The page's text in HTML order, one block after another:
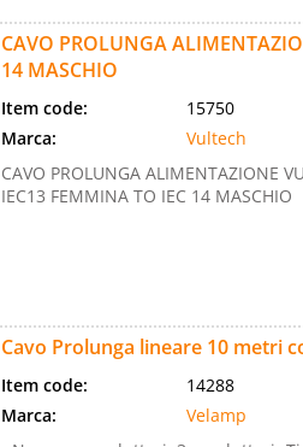
CAVO PROLUNGA
14 MASCHIO
Item code:
15750
Marca:
Vultech
CAVO PROLUNGA ALIMENTAZIONE
IEC13 FEMMINA TO IEC 14 MASCHIO
Cavo Prolunga lineare 10 metri
Item code:
14288
Marca:
Velamp